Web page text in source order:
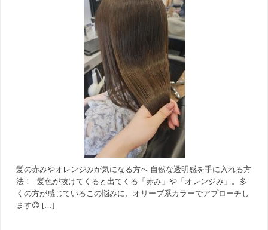
髪の赤みやオレンジみが気になる方へ 自然な透明感を手に入れる方
法！ 髪色が抜けてくると出てくる「赤み」や「オレンジみ」。多
くの方が感じているこの悩みに、オリーブ系カラーでアプローチし
ます😊 […]